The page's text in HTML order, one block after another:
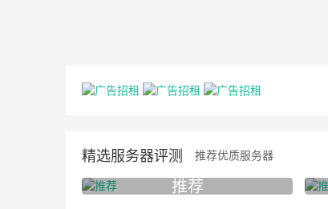
精选服务器评测 推荐优质服务器
推荐